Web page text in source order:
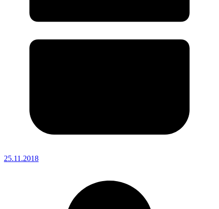
25.11.2018